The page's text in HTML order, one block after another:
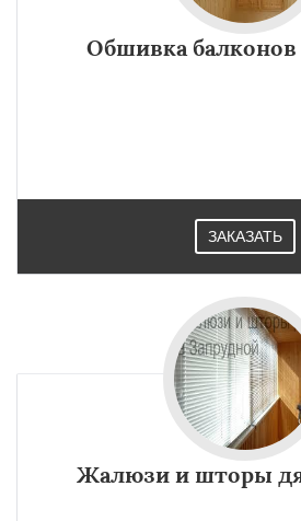
Обшивка балконов
ЗАКАЗАТЬ
Жалюзи и шторы